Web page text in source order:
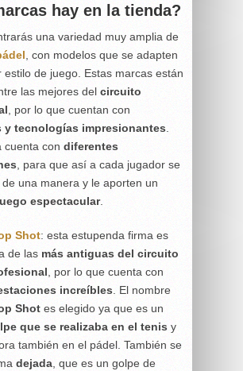
hay en la tienda?
una variedad muy amplia de
, con modelos que se adapten
estilo de juego. Estas marcas están
las mejores del circuito
, por lo que cuentan con
y tecnologías impresionantes
cuenta con diferentes
, para que así a cada jugador se
una manera y le aporten un
espectacular.
Shot: esta estupenda firma es
de las más antiguas del circuito
, por lo que cuenta con
increíbles . El nombre
Shot es elegido ya que es un
que se realizaba en el tenis y
también en el pádel. También se
dejada , que es un golpe de